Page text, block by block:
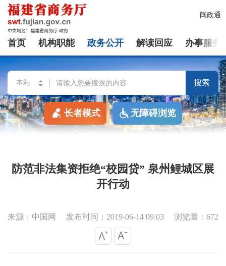
闽政通
首页 机构职能 政务公开 解读回应 办事服务
搜索
长者模式 无障碍浏览
防范非法集资拒绝“校园贷” 泉州鲤城区展
开行动
来源：中国网 发布时间：2019-06-14 09:03 浏览量：672